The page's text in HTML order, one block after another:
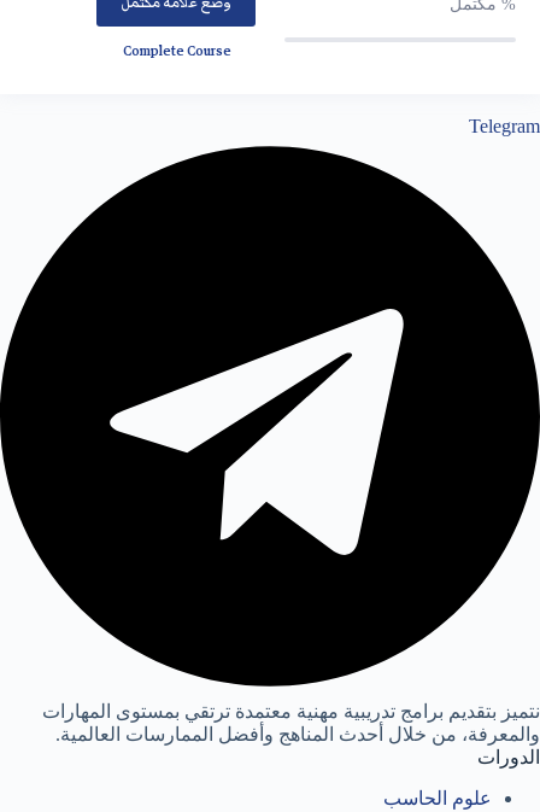
% مكتمل
Complete Course
Telegram
نتميز بتقديم برامج تدريبية مهنية معتمدة ترتقي بمستوى المهارات
والمعرفة، من خلال أحدث المناهج وأفضل الممارسات العالمية.
الدورات
علوم الحاسب